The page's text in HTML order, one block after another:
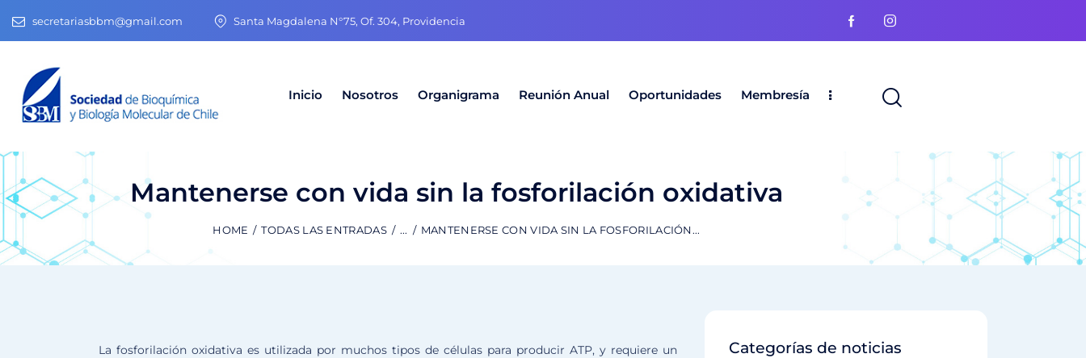
secretariasbbm@gmail.com Santa Magdalena N°75, Of. 304, Providencia
Inicio Nosotros Organigrama Reunión Anual Oportunidades Membresía
Mantenerse con vida sin la fosforilación oxidativa
HOME TODAS LAS ENTRADAS ... MANTENERSE CON VIDA SIN LA FOSFORILACIÓN...
La fosforilación oxidativa es utilizada por muchos tipos de células para producir ATP, y requiere un
Categorías de noticias